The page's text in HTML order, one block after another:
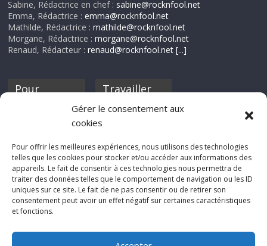
Gérer le consentement aux
cookies
Pour offrir les meilleures expériences, nous utilisons des technologies
telles que les cookies pour stocker et/ou accéder aux informations des
appareils. Le fait de consentir à ces technologies nous permettra de
traiter des données telles que le comportement de navigation ou les ID
uniques sur ce site. Le fait de ne pas consentir ou de retirer son
consentement peut avoir un effet négatif sur certaines caractéristiques
et fonctions.
Sabine, Rédactrice en chef : sabine@rocknfool.net
Emma, Rédactrice :emma@rocknfool.net
Mathilde, Rédactrice :mathilde@rocknfool.net
Morgane, Rédactrice :morgane@rocknfool.net
Renaud, Rédacteur :renaud@rocknfool.net [...]
Pour
discothèque
Travailler
Si tu souhaites
Rocknfool, n'hésite
pas à nous envoyer
tes chroniques de
concerts, de films,
séries ou des billets
d'humeur :
net